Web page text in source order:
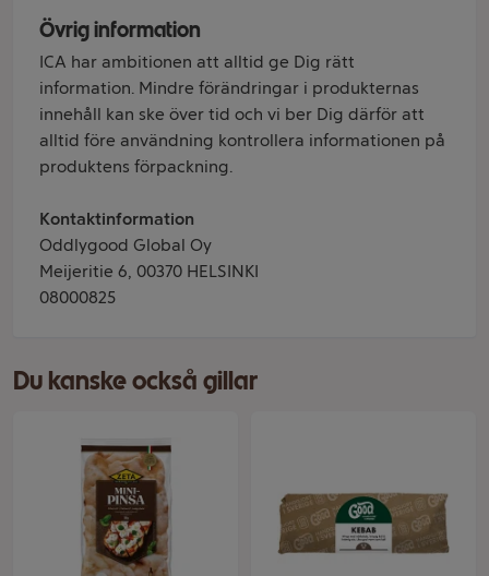
Övrig information
ICA har ambitionen att alltid ge Dig rätt
information. Mindre förändringar i produkternas
innehåll kan ske över tid och vi ber Dig därför att
alltid före användning kontrollera informationen på
produktens förpackning.
Kontaktinformation
Oddlygood Global Oy
Meijeritie 6, 00370 HELSINKI
08000825
Du kanske också gillar